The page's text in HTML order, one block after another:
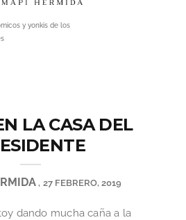
y yonkis de los
LA CASA DEL
27 FEBRERO, 2019
dando mucha caña a la